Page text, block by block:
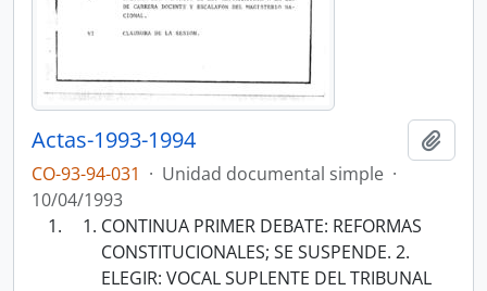
Actas-1993-1994
CO-93-94-031 · Unidad documental simple ·
10/04/1993
CONTINUA PRIMER DEBATE: REFORMAS
CONSTITUCIONALES; SE SUSPENDE. 2.
ELEGIR: VOCAL SUPLENTE DEL TRIBUNAL